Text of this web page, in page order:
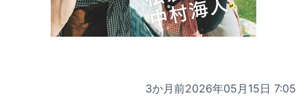
3か月前2026年05月15日 7:05